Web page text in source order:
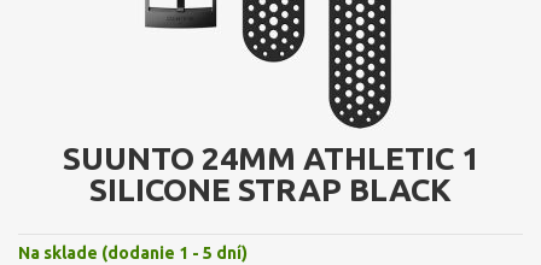
SUUNTO 24MM ATHLETIC 1
SILICONE STRAP BLACK
Na sklade (dodanie 1 - 5 dní)